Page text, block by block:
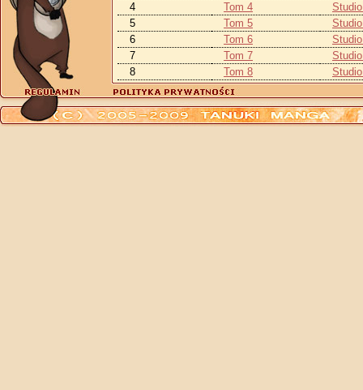
4
Tom 4
5
Tom 5
6
Tom 6
7
Tom 7
8
Tom 8